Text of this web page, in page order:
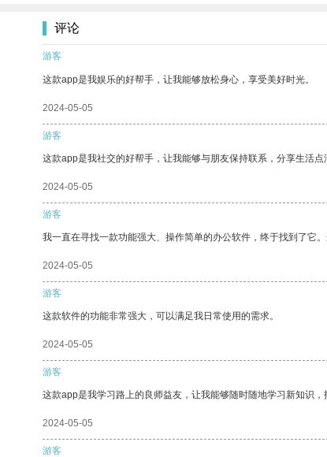
评论
游客
这款app是我娱乐的好帮手，让我能够放松身心，享受美好时光。
2024-05-05
游客
这款app是我社交的好帮手，让我能够与朋友保持联系，分享生活点
2024-05-05
游客
我一直在寻找一款功能强大、操作简单的办公软件，终于找到了它
2024-05-05
游客
这款软件的功能非常强大，可以满足我日常使用的需求。
2024-05-05
游客
这款app是我学习路上的良师益友，让我能够随时随地学习新知识，
2024-05-05
游客